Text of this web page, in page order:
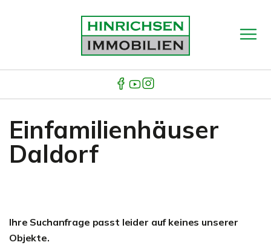
Einfamilienhäuser
Daldorf
Ihre Suchanfrage passt leider auf keines unserer
Objekte.